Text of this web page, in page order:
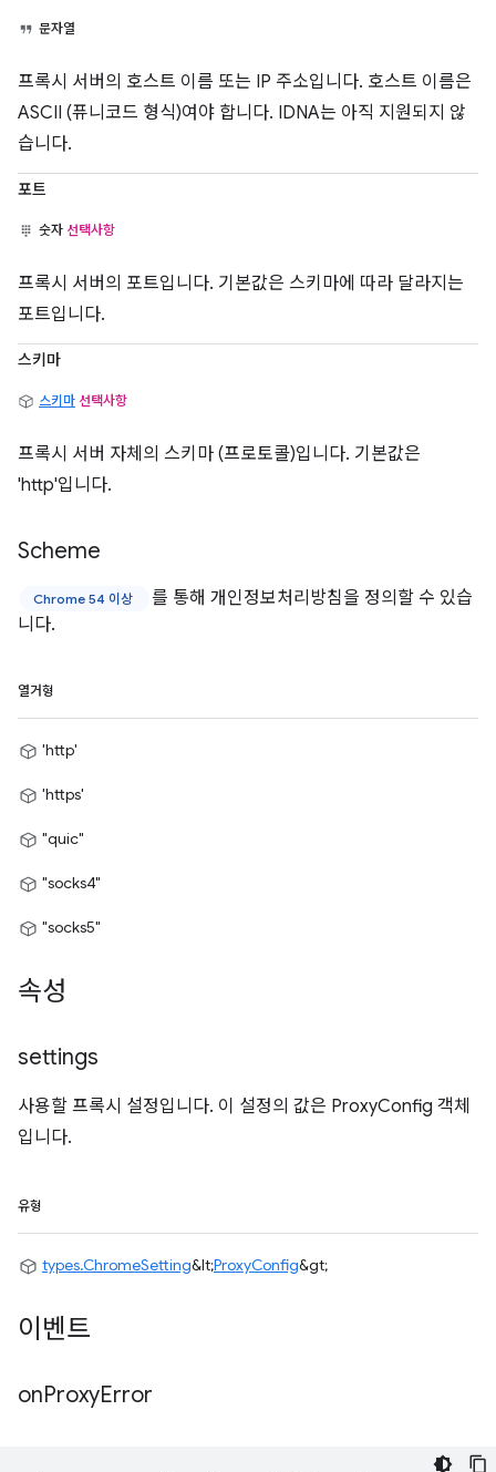
문자열
프록시 서버의 호스트 이름 또는 IP 주소입니다. 호스트 이름은
ASCII (퓨니코드 형식)여야 합니다. IDNA는 아직 지원되지 않
습니다.
포트
숫자 선택사항
프록시 서버의 포트입니다. 기본값은 스키마에 따라 달라지는
포트입니다.
스키마
스키마 선택사항
프록시 서버 자체의 스키마 (프로토콜)입니다. 기본값은
'http'입니다.
Scheme
Chrome 54 이상
를 통해 개인정보처리방침을 정의할 수 있습
니다.
열거형
'http'
'https'
"quic"
"socks4"
"socks5"
속성
settings
사용할 프록시 설정입니다. 이 설정의 값은 ProxyConfig 객체
입니다.
유형
types.ChromeSetting&lt;ProxyConfig&gt;
이벤트
onProxyError